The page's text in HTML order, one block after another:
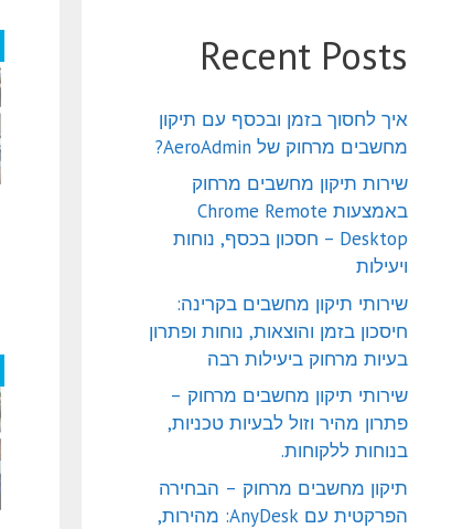
Recent Posts
איך לחסוך בזמן ובכסף עם תיקון
מחשבים מרחוק של AeroAdmin?
שירות תיקון מחשבים מרחוק
באמצעות Chrome Remote
Desktop – חסכון בכסף, נוחות
ויעילות
שירותי תיקון מחשבים בקרינה:
חיסכון בזמן והוצאות, נוחות ופתרון
בעיות מרחוק ביעילות רבה
שירותי תיקון מחשבים מרחוק –
פתרון מהיר וזול לבעיות טכניות,
בנוחות ללקוחות.
תיקון מחשבים מרחוק – הבחירה
הפרקטית עם AnyDesk: מהירות,